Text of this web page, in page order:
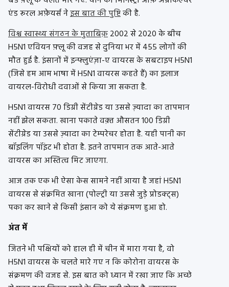
एंड रूरल अफ़ेयर्स नेइस बात की पुष्टिकी है.
विश्व स्वास्थ्य संगठन के मुताबिक़2002 से 2020 के बीच
H5N1 एवियन फ़्लू की वजह से दुनिया भर में 455 लोगों की
मौत हुई है. इंसानों में इन्फ्लुएंज़ा-ए वायरस के सबटाइप H5N1
(जिसे हम आम भाषा में H5N1 वायरस कहते हैं) का इलाज
वायरल-विरोधी दवाओं से किया जा सकता है.
H5N1 वायरस 70 डिग्री सेंटीग्रेड या उससे ज़्यादा का तापमान
नहीं झेल सकता. खाना पकाते वक़्त औसतन 100 डिग्री
सेंटीग्रेड या उससे ज़्यादा का टेम्परेचर होता है. यही पानी का
बॉइलिंग पॉइंट भी होता है. इतने तापमान तक आते-आते
वायरस का अस्तित्व मिट जाएगा.
आज तक एक भी ऐसा केस सामने नहीं आया है जहां H5N1
वायरस से संक्रमित खाना (पोल्ट्री या उससे जुड़े प्रोडक्ट्स)
पका कर खाने से किसी इंसान को ये संक्रमण हुआ हो.
अंत में
जितने भी पक्षियों को हाल ही में चीन में मारा गया है, वो
H5N1 वायरस के चलते मारे गए न कि कोरोना वायरस के
संक्रमण की वजह से. इस बात को ध्यान में रखा जाए कि अच्छे